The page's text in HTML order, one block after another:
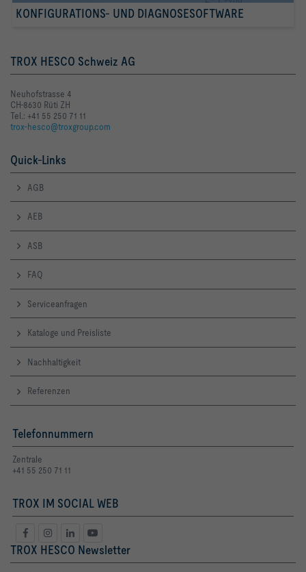
KONFIGURATIONS- UND DIAGNOSESOFTWARE
TROX HESCO Schweiz AG
Neuhofstrasse 4
CH-8630 Rüti ZH
Tel.: +41 55 250 71 11
trox-hesco@troxgroup.com
Quick-Links
AGB
AEB
ASB
FAQ
Serviceanfragen
Kataloge und Preisliste
Nachhaltigkeit
Referenzen
Telefonnummern
Zentrale
+41 55 250 71 11
TROX IM SOCIAL WEB
TROX HESCO Newsletter